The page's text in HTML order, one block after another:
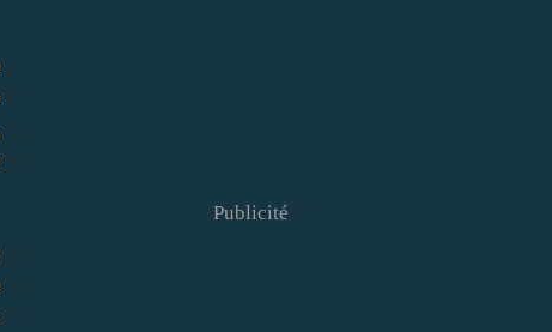
Publicité